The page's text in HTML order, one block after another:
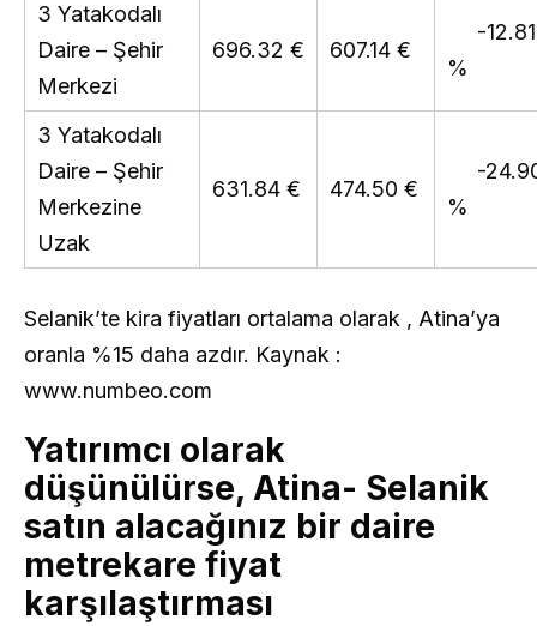
3 Yatakodalı
Daire – Şehir
Merkezi
696.32 € 607.14 €
-12.81
%
3 Yatakodalı
Daire – Şehir
Merkezine
Uzak
631.84 € 474.50 €
-
%
Selanik’te kira fiyatları ortalama olarak , Atina’ya
oranla %15 daha azdır. Kaynak :
www.numbeo.com
Yatırımcı olarak
düşünülürse, Atina- Selanik
satın alacağınız bir daire
metrekare fiyat
karşılaştırması